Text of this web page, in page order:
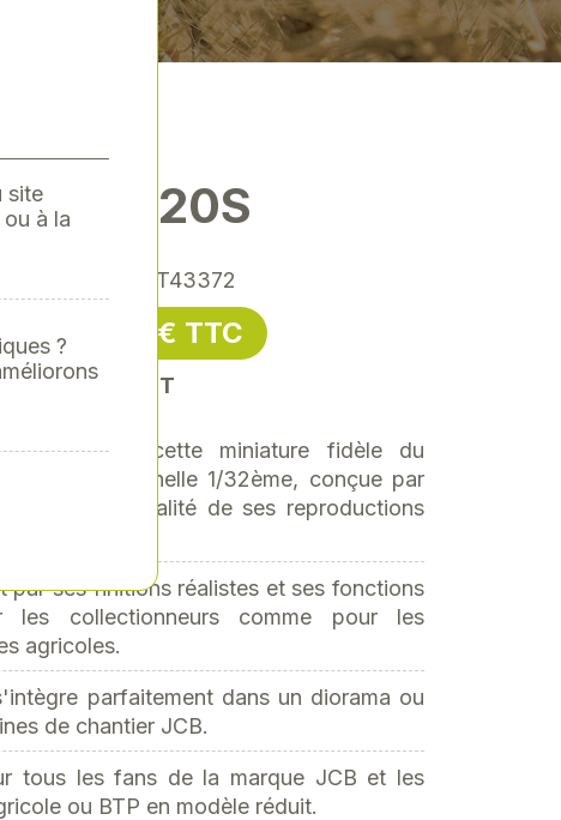
TM420S
: JLM-BT43372
50,00 € TTC
soit 41,67 € HT
JCB avec cette miniature fidèle du
à léchelle 1/32ème, conçue par
pour la qualité de ses reproductions
par ses finitions réalistes et ses fonctions
les collectionneurs comme pour les
agricoles.
parfaitement dans un diorama ou
de chantier JCB.
tous les fans de la marque JCB et les
ou BTP en modèle réduit.
site
à la
?